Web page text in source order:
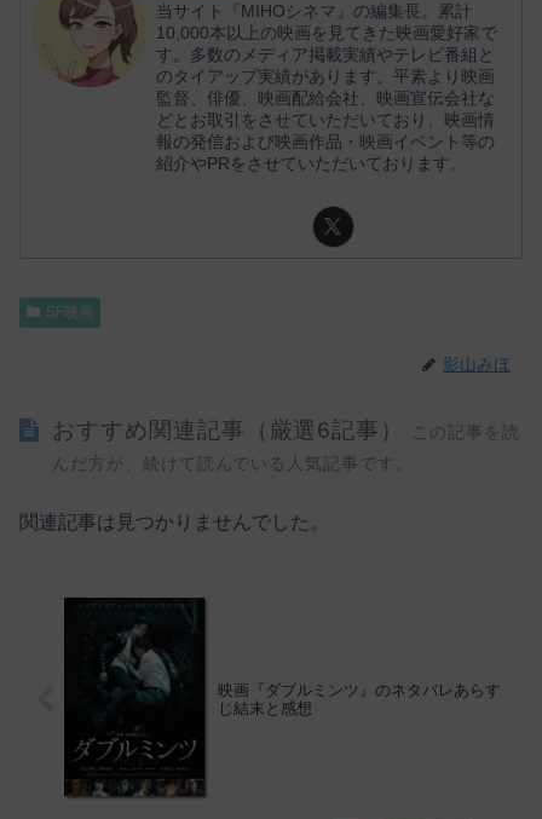
当サイト『MIHOシネマ』の編集長。累計
10,000本以上の映画を見てきた映画愛好家で
す。多数のメディア掲載実績やテレビ番組と
のタイアップ実績があります。平素より映画
監督、俳優、映画配給会社、映画宣伝会社な
どとお取引をさせていただいており、映画情
報の発信および映画作品・映画イベント等の
紹介やPRをさせていただいております。
SF映画
影山みほ
おすすめ関連記事（厳選6記事）
この記事を読
んだ方が、続けて読んでいる人気記事です。
関連記事は見つかりませんでした。
映画『ダブルミンツ』のネタバレあらす
じ結末と感想